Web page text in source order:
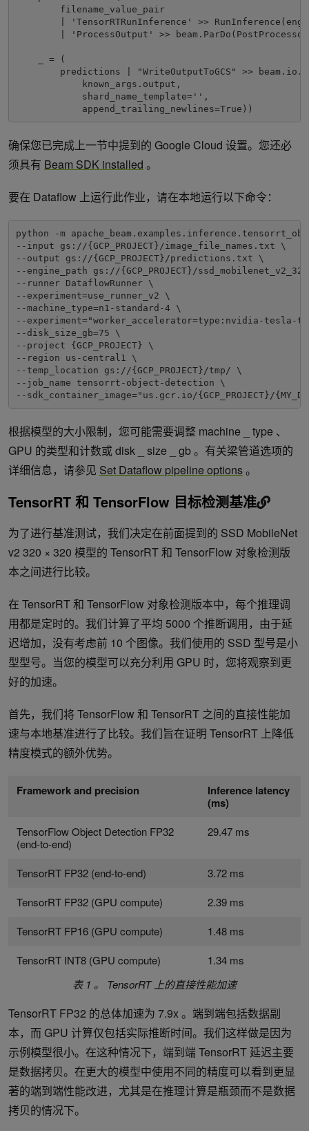
        filename_value_pair
| 'TensorRTRunInference' >>
| 'ProcessOutput' >>
    _ = (
predictions | "WriteOutputToGCS" >>
            known_args.output,
            shard_name_template='',
            append_trailing_newlines=True))
确保您已完成上一节中提到的 Google Cloud 设置。您还必
须具有 Beam SDK installed 。
要在 Dataflow 上运行此作业，请在本地运行以下命令：
python -m
--input gs://{GCP_PROJECT}/image_file_names.txt \
--output gs://{GCP_PROJECT}/predictions.txt \
--engine_path gs://{GCP_PROJECT}/
--runner DataflowRunner \
--experiment=use_runner_v2 \
--machine_type=n1-standard-4 \
--experiment="worker_accelerator=type:nvidia-
--disk_size_gb=75 \
--project {GCP_PROJECT} \
--region us-central1 \
--temp_location gs://{GCP_PROJECT}/tmp/ \
--job_name tensorrt-object-detection \
--sdk_container_image="us.gcr.io/{GCP_PROJECT}/
根据模型的大小限制，您可能需要调整 machine _ type 、
GPU 的类型和计数或 disk _ size _ gb 。有关梁管道选项的
详细信息，请参见 Set Dataflow pipeline options。
TensorRT 和 TensorFlow 目标检测基准
为了进行基准测试，我们决定在前面提到的 SSD MobileNet
v2 320 × 320 模型的 TensorRT 和 TensorFlow 对象检测版
本之间进行比较。
在 TensorRT 和 TensorFlow 对象检测版本中，每个推理调
用都是定时的。我们计算了平均 5000 个推断调用，由于延
迟增加，没有考虑前 10 个图像。我们使用的 SSD 型号是小
型型号。当您的模型可以充分利用 GPU 时，您将观察到更
好的加速。
首先，我们将 TensorFlow 和 TensorRT 之间的直接性能加
速与本地基准进行了比较。我们旨在证明 TensorRT 上降低
精度模式的额外优势。
Framework and precision
Inference latency
(ms)
TensorFlow Object Detection FP32
(end-to-end)
29.47 ms
TensorRT FP32 (end-to-end)
3.72 ms
TensorRT FP32 (GPU compute)
2.39 ms
TensorRT FP16 (GPU compute)
1.48 ms
TensorRT INT8 (GPU compute)
1.34 ms
表 1 。 TensorRT 上的直接性能加速
TensorRT FP32 的总体加速为 7.9x 。端到端包括数据副
本，而 GPU 计算仅包括实际推断时间。我们这样做是因为
示例模型很小。在这种情况下，端到端 TensorRT 延迟主要
是数据拷贝。在更大的模型中使用不同的精度可以看到更显
著的端到端性能改进，尤其是在推理计算是瓶颈而不是数据
拷贝的情况下。